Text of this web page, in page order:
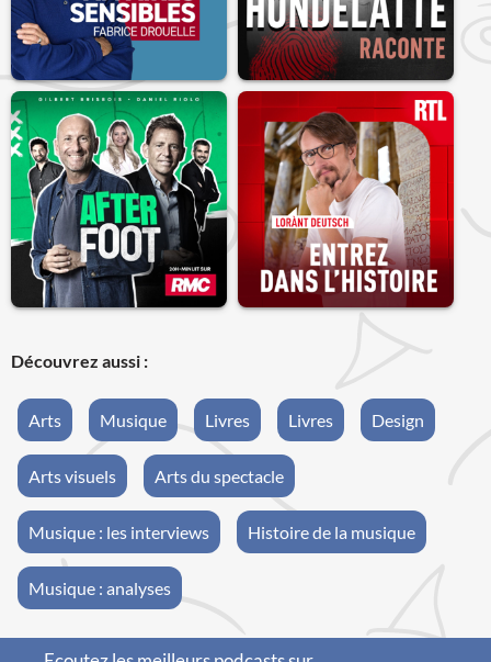
Découvrez aussi :
Arts Musique Livres Livres Design
Arts visuels Arts du spectacle
Musique : les interviews Histoire de la musique
Musique : analyses